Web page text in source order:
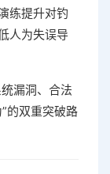
练提升对钓
人为失误导
漏洞、合法
的双重突破路